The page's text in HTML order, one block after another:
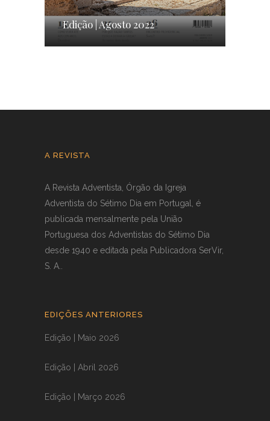
Edição | Agosto 2022
A REVISTA
A Revista Adventista, Órgão da Igreja
Adventista do Sétimo Dia em Portugal, é
publicada mensalmente pela União
Portuguesa dos Adventistas do Sétimo Dia
desde 1940 e editada pela Publicadora SerVir,
S. A..
EDIÇÕES ANTERIORES
Edição | Maio 2026
Edição | Abril 2026
Edição | Março 2026